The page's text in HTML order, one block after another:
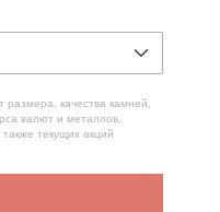
размера, качества камней,
валют и металлов.
текущих акций